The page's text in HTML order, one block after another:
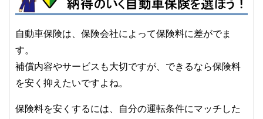
自動車保険は、保険会社によって保険料に差がでま
す。
補償内容やサービスも大切ですが、できるなら保険料
を安く抑えたいですよね。
保険料を安くするには、自分の運転条件にマッチした